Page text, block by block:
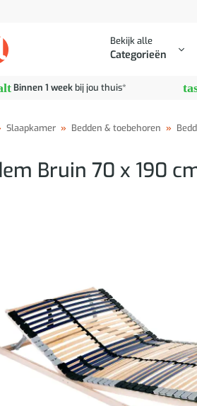
Bekijk alle
Categorieën
Binnen 1 weekbij jou thuis*
Slaapkamer » Bedden & toebehoren »
Bruin 70 x 190